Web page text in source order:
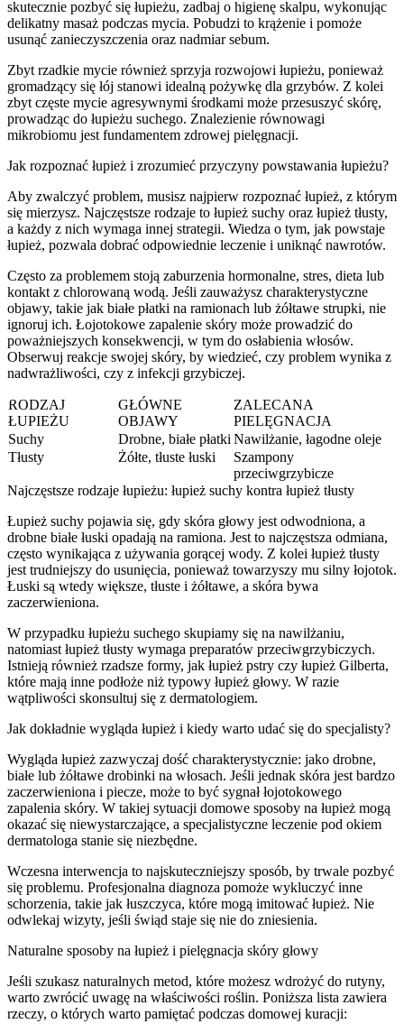
skutecznie pozbyć się łupieżu, zadbaj o higienę skalpu, wykonując
delikatny masaż podczas mycia. Pobudzi to krążenie i pomoże
usunąć zanieczyszczenia oraz nadmiar sebum.
Zbyt rzadkie mycie również sprzyja rozwojowi łupieżu, ponieważ
gromadzący się łój stanowi idealną pożywkę dla grzybów. Z kolei
zbyt częste mycie agresywnymi środkami może przesuszyć skórę,
prowadząc do łupieżu suchego. Znalezienie równowagi
mikrobiomu jest fundamentem zdrowej pielęgnacji.
Jak rozpoznać łupież i zrozumieć przyczyny powstawania łupieżu?
Aby zwalczyć problem, musisz najpierw rozpoznać łupież, z którym
się mierzysz. Najczęstsze rodzaje to łupież suchy oraz łupież tłusty,
a każdy z nich wymaga innej strategii. Wiedza o tym, jak powstaje
łupież, pozwala dobrać odpowiednie leczenie i uniknąć nawrotów.
Często za problemem stoją zaburzenia hormonalne, stres, dieta lub
kontakt z chlorowaną wodą. Jeśli zauważysz charakterystyczne
objawy, takie jak białe płatki na ramionach lub żółtawe strupki, nie
ignoruj ich. Łojotokowe zapalenie skóry może prowadzić do
poważniejszych konsekwencji, w tym do osłabienia włosów.
Obserwuj reakcje swojej skóry, by wiedzieć, czy problem wynika z
nadwrażliwości, czy z infekcji grzybiczej.
RODZAJ
ŁUPIEŻU
GŁÓWNE
OBJAWY
ZALECANA
PIELĘGNACJA
Suchy
Drobne, białe płatki Nawilżanie, łagodne oleje
Tłusty
Żółte, tłuste łuski
Szampony
przeciwgrzybicze
Najczęstsze rodzaje łupieżu: łupież suchy kontra łupież tłusty
Łupież suchy pojawia się, gdy skóra głowy jest odwodniona, a
drobne białe łuski opadają na ramiona. Jest to najczęstsza odmiana,
często wynikająca z używania gorącej wody. Z kolei łupież tłusty
jest trudniejszy do usunięcia, ponieważ towarzyszy mu silny łojotok.
Łuski są wtedy większe, tłuste i żółtawe, a skóra bywa
zaczerwieniona.
W przypadku łupieżu suchego skupiamy się na nawilżaniu,
natomiast łupież tłusty wymaga preparatów przeciwgrzybiczych.
Istnieją również rzadsze formy, jak łupież pstry czy łupież Gilberta,
które mają inne podłoże niż typowy łupież głowy. W razie
wątpliwości skonsultuj się z dermatologiem.
Jak dokładnie wygląda łupież i kiedy warto udać się do specjalisty?
Wygląda łupież zazwyczaj dość charakterystycznie: jako drobne,
białe lub żółtawe drobinki na włosach. Jeśli jednak skóra jest bardzo
zaczerwieniona i piecze, może to być sygnał łojotokowego
zapalenia skóry. W takiej sytuacji domowe sposoby na łupież mogą
okazać się niewystarczające, a specjalistyczne leczenie pod okiem
dermatologa stanie się niezbędne.
Wczesna interwencja to najskuteczniejszy sposób, by trwale pozbyć
się problemu. Profesjonalna diagnoza pomoże wykluczyć inne
schorzenia, takie jak łuszczyca, które mogą imitować łupież. Nie
odwlekaj wizyty, jeśli świąd staje się nie do zniesienia.
Naturalne sposoby na łupież i pielęgnacja skóry głowy
Jeśli szukasz naturalnych metod, które możesz wdrożyć do rutyny,
warto zwrócić uwagę na właściwości roślin. Poniższa lista zawiera
rzeczy, o których warto pamiętać podczas domowej kuracji: